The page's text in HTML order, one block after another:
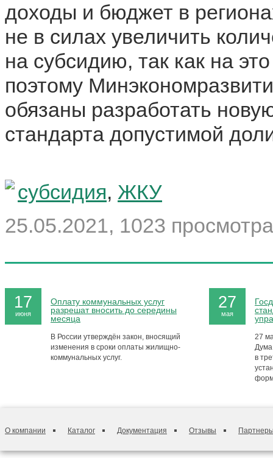
доходы и бюджет в
не в силах увеличить
на субсидию, так как на
поэтому
обязаны разработать
стандарта допустимой
субсидия, ЖКУ
25.05.2021, 1023
17
июня
Оплату коммунальных услуг
разрешат вносить до середины
месяца
В России утверждён закон, вносящий
изменения в сроки оплаты жилищно-
коммунальных услуг.
27
мая
27
в
О компании Каталог Документация Отзывы